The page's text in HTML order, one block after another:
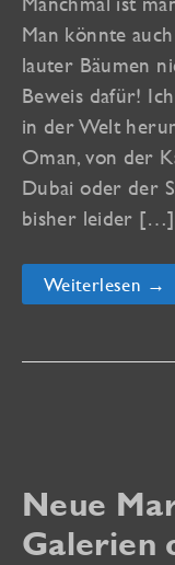
Man könnte
lauter Bäumen
Beweis dafür!
in der Welt
Oman, von der
Dubai oder der
bisher leider […]
Drei
neue
sind
Weiterlesen →
Neue
Galerien